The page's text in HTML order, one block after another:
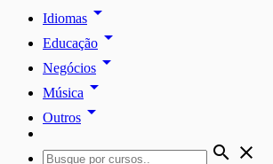
Idiomas arrow_drop_down
Educação arrow_drop_down
Negócios arrow_drop_down
Música arrow_drop_down
Outros arrow_drop_down
search close